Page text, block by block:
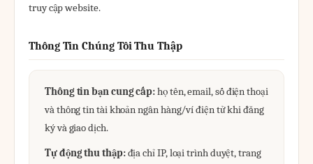
truy cập website.
Thông Tin Chúng Tôi Thu Thập
Thông tin bạn cung cấp:họ tên, email, số điện thoại
và thông tin tài khoản ngân hàng/ví điện tử khi đăng
ký và giao dịch.
Tự động thu thập:địa chỉ IP, loại trình duyệt, trang